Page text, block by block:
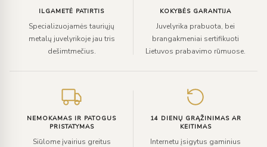
ILGAMETĖ PATIRTIS
Specializuojamės tauriųjų
metalų juvelyrikoje jau tris
dešimtmečius.
KOKYBĖS GARANTIJA
Juvelyrika prabuota, bei
brangakmeniai sertifikuoti
Lietuvos prabavimo rūmuose.
NEMOKAMAS IR PATOGUS
PRISTATYMAS
Siūlome įvairius greitus
14 DIENŲ GRĄŽINIMAS AR
KEITIMAS
Internetu įsigytus gaminius